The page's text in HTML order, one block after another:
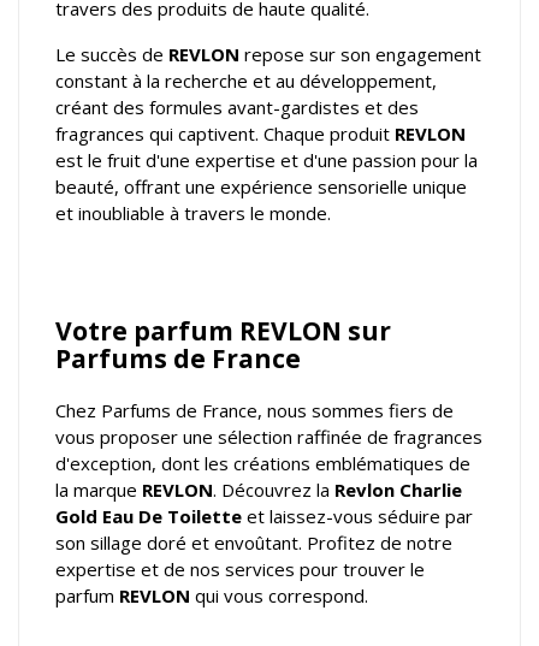
travers des produits de haute qualité.
Le succès de REVLON repose sur son engagement
constant à la recherche et au développement,
créant des formules avant-gardistes et des
fragrances qui captivent. Chaque produit REVLON
est le fruit d'une expertise et d'une passion pour la
beauté, offrant une expérience sensorielle unique
et inoubliable à travers le monde.
Votre parfum REVLON sur
Parfums de France
Chez Parfums de France, nous sommes fiers de
vous proposer une sélection raffinée de fragrances
d'exception, dont les créations emblématiques de
la marque REVLON. Découvrez la Revlon Charlie
Gold Eau De Toilette et laissez-vous séduire par
son sillage doré et envoûtant. Profitez de notre
expertise et de nos services pour trouver le
parfum REVLON qui vous correspond.